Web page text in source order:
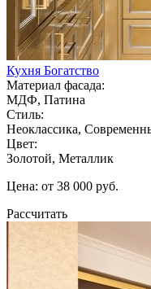
Кухня Богатство
Материал фасада:
МДФ, Патина
Стиль:
Неоклассика,
Цвет:
Золотой, Металлик
Цена: от 38 000 руб.
Рассчитать